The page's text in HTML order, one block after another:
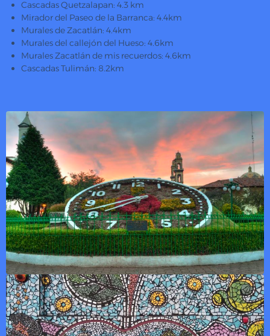
Cascadas Quetzalapan: 4.3 km
Mirador del Paseo de la Barranca: 4.4km
Murales de Zacatlán: 4.4km
Murales del callejón del Hueso: 4.6km
Murales Zacatlán de mis recuerdos: 4.6km
Cascadas Tulimán: 8.2km